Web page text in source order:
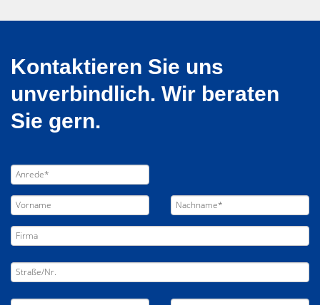
Kontaktieren Sie uns
unverbindlich. Wir beraten
Sie gern.